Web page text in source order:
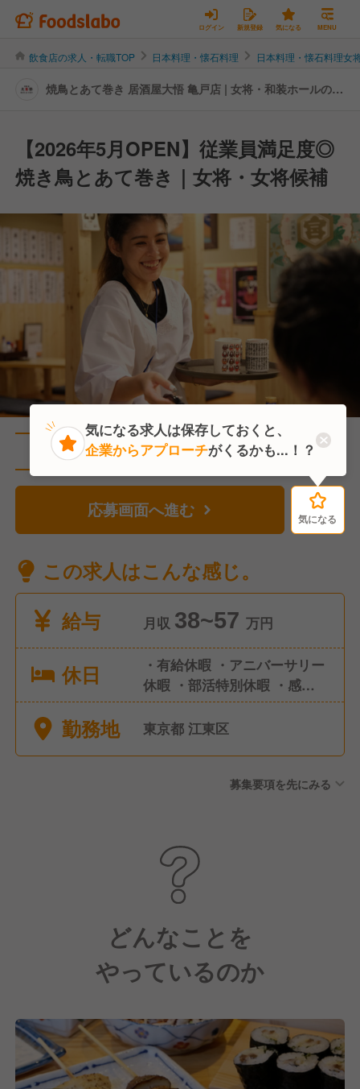
ログイン 新規登録 気になる MENU
飲食店の求人・転職TOP 日本料理・懐石料理 日本料理・懐石料理女
焼鳥とあて巻き 居酒屋大悟 亀戸店 | 女将・和装ホールの転
【2026年5月OPEN】従業員満足度◎
焼き鳥とあて巻き｜女将・女将候補
直近1人がこの求人を検討中
応募画面へ進む 気になる
この求人はこんな感じ。
給与
月収 38~57 万円
休日
・有給休暇 ・アニバーサリー
休暇 ・部活特別休暇 ・感染症
による休暇 ・慶弔休暇 ・永年
勤続休暇 ・店舗休暇 ・産前産
勤務地 東京都 江東区
募集要項を先にみる
どんなことを
やっているのか
気になる
気になる求人は保存しておくと、
企業からアプローチがくるかも...！？